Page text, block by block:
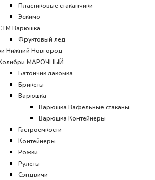
Пластиковые стаканчики
Эскимо
Варюшка
Фруктовый лед
Нижний Новгород
МАРОЧНЫЙ
Батончик лакомка
Брикеты
Варюшка
Варюшка Вафельные стаканы
Варюшка Контейнеры
Гастроемкости
Контейнеры
Рожки
Рулеты
Сэндвичи